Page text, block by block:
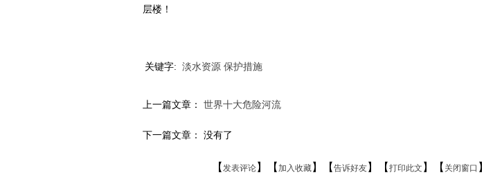
层楼！
关键字: 淡水资源 保护措施
上一篇文章： 世界十大危险河流
下一篇文章： 没有了
【 发表评论 】【 加入收藏 】【 告诉好友 】【 打印此文 】【 关闭窗口 】